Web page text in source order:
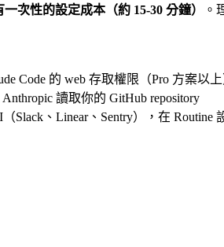
一次性的設定成本（約 15-30 分鐘） 。
Code 的 web 存取權限（Pro 方案以上
讀取你的 GitHub repository
Slack、Linear、Sentry），在